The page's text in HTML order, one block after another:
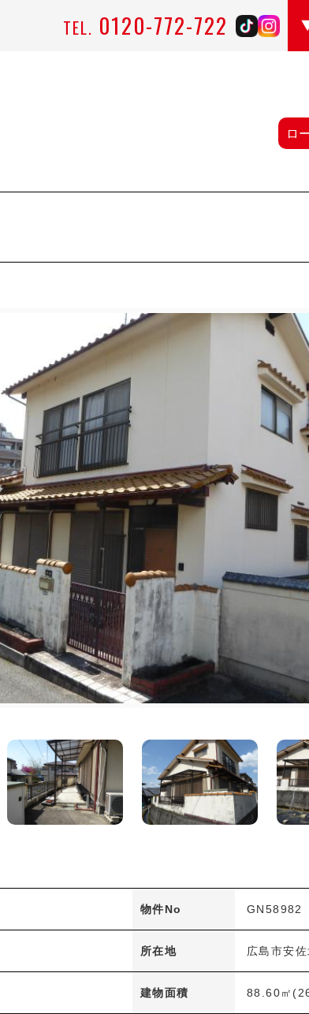
TEL. 0120-772-722
ロ
物件No GN58982
所在地 広島市安
建物面積 88.60㎡